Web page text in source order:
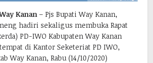
Kanan – Pjs Bupati Way Kanan,
hadiri sekaligus membuka Rapat
PD-IWO Kabupaten Way Kanan
di Kantor Seketeriat PD IWO,
Way Kanan, Rabu (14/10/2020)